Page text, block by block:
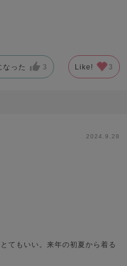
なった 3 Like! 3
2024.9.28
てもいい。来年の初夏から着る